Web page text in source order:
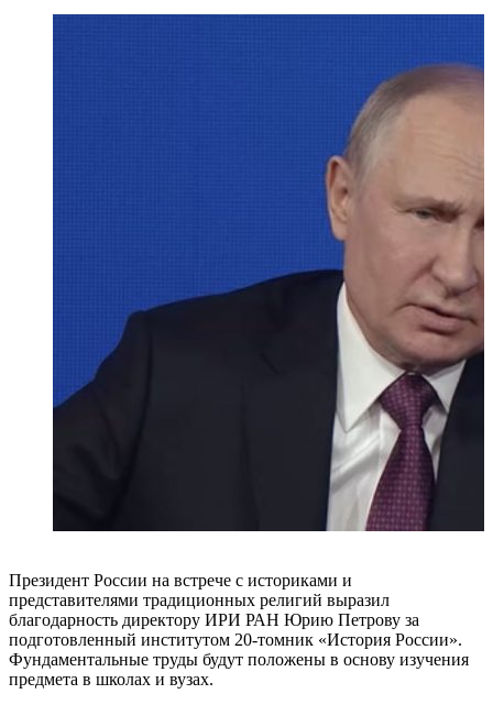
Президент России на встрече с историками и
представителями традиционных религий выразил
благодарность директору ИРИ РАН Юрию Петрову за
подготовленный институтом 20-томник «История России».
Фундаментальные труды будут положены в основу изучения
предмета в школах и вузах.